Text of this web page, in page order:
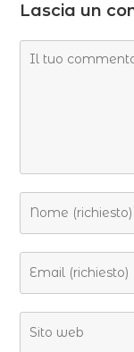
Lascia un